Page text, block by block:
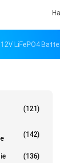
12V LiFePO4
(121)
(142)
(136)